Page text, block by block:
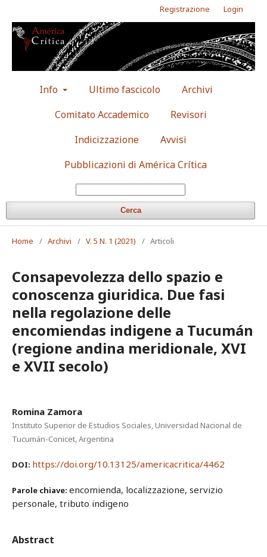
Info Ultimo fascicolo
Archivi
Comitato Accademico
Revisori
Indicizzazione
Avvisi
Pubblicazioni di América Crítica
Cerca
Registrazione Login
Home / Archivi / V. 5 N. 1 (2021) / Articoli
Consapevolezza dello spazio e
conoscenza giuridica. Due fasi
nella regolazione delle
encomiendas indigene a Tucumán
(regione andina meridionale, XVI
e XVII secolo)
Romina Zamora
Instituto Superior de Estudios Sociales, Universidad Nacional de
Tucumán-Conicet, Argentina
DOI: https://doi.org/10.13125/americacritica/4462
Parole chiave: encomienda, localizzazione, servizio
personale, tributo indigeno
Abstract